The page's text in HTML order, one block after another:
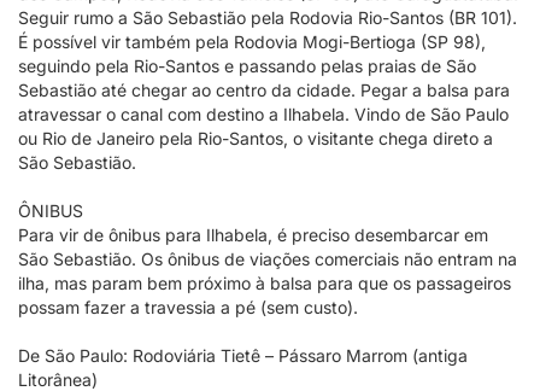
Seguir rumo a São Sebastião pela Rodovia Rio-Santos (BR 101).
É possível vir também pela Rodovia Mogi-Bertioga (SP 98),
seguindo pela Rio-Santos e passando pelas praias de São
Sebastião até chegar ao centro da cidade. Pegar a balsa para
atravessar o canal com destino a Ilhabela. Vindo de São Paulo
ou Rio de Janeiro pela Rio-Santos, o visitante chega direto a
São Sebastião.
ÔNIBUS
Para vir de ônibus para Ilhabela, é preciso desembarcar em
São Sebastião. Os ônibus de viações comerciais não entram na
ilha, mas param bem próximo à balsa para que os passageiros
possam fazer a travessia a pé (sem custo).
De São Paulo: Rodoviária Tietê – Pássaro Marrom (antiga
Litorânea)